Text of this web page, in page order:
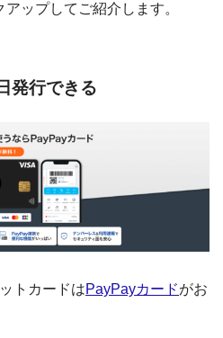
ップしてご紹介します。
発行できる
トカードはPayPayカードがお